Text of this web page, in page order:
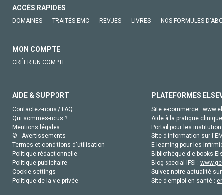
ACCÈS RAPIDES
DOMAINES TRAITÉS EMC REVUES LIVRES NOS FORMULES
MON COMPTE
CRÉER UN COMPTE
AIDE & SUPPORT
Contactez-nous / FAQ
Qui sommes-nous ?
Mentions légales
© - Avertissements
Termes et conditions d'utilisation
Politique rédactionnelle
Politique publicitaire
Cookie settings
Politique de la vie privée
PLATEFORMES
Site e-commerce :
Aide à la pratique
Portail pour les
Site d'information sur
E-learning pour les
Bibliothèque d'e-books
Blog special IFSI :
Suivez notre actualité
Site d'emploi en santé :